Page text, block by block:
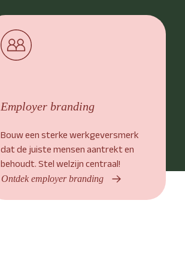
Employer branding
Bouw een sterke werkgeversmerk
dat de juiste mensen aantrekt en
behoudt. Stel welzijn centraal!
Ontdek employer branding